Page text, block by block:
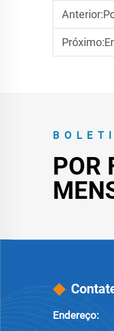
Anterior:
Próximo:
POR
Endereço: